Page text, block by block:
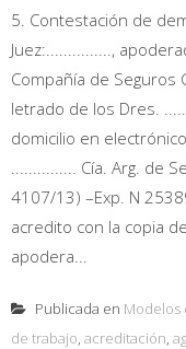
5. Contestación de
Juez:...............,
Compañía de Seguros
letrado de los Dres.
domicilio en
............... Cía. Arg. de
4107/13) –Exp. N
acredito con la copia
apodera...
Publicada en Modelos
de trabajo, acreditación,